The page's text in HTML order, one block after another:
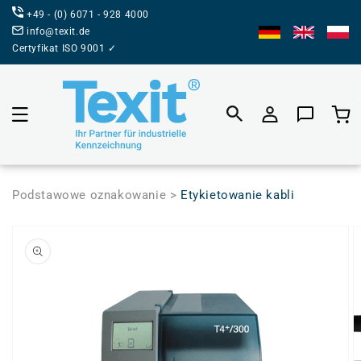
BEZPOŚREDNIO
DO TREŚCI
+49 - (0) 6071 - 928 4000
info@texit.de
Certyfikat ISO 9001 ✓
Koszyk
Podstawowe oznakowanie > Etykietowanie kabli
INFORMACJI
PRODUKCIE